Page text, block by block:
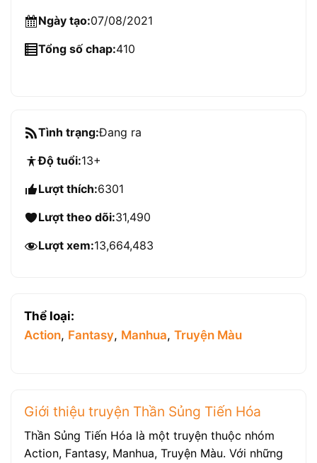
Ngày tạo:07/08/2021
Tổng số chap:410
Tình trạng:Đang ra
Độ tuổi:13+
Lượt thích:6301
Lượt theo dõi:31,490
Lượt xem:13,664,483
Thể loại:
Action, Fantasy, Manhua, Truyện Màu
Giới thiệu truyện Thần Sủng Tiến Hóa
Thần Sủng Tiến Hóa là một truyện thuộc nhóm
Action, Fantasy, Manhua, Truyện Màu. Với những